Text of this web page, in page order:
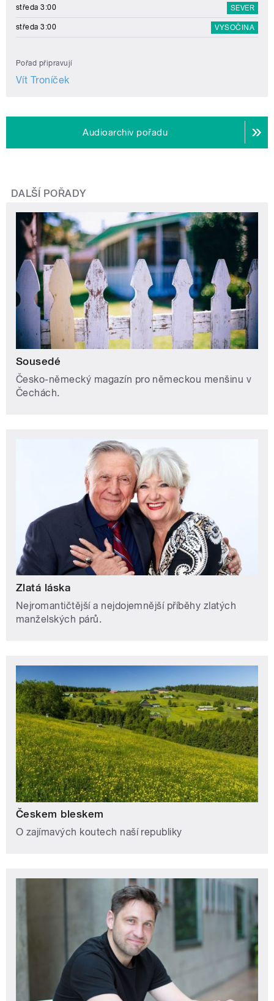
středa 3:00 SEVER
středa 3:00 VYSOČINA
Pořad připravují
Vít Troníček
Audioarchiv pořadu
DALŠÍ POŘADY
Sousedé
Česko-německý magazín pro německou menšinu v
Čechách.
Zlatá láska
Nejromantičtější a nejdojemnější příběhy zlatých
manželských párů.
Českem bleskem
O zajímavých koutech naší republiky